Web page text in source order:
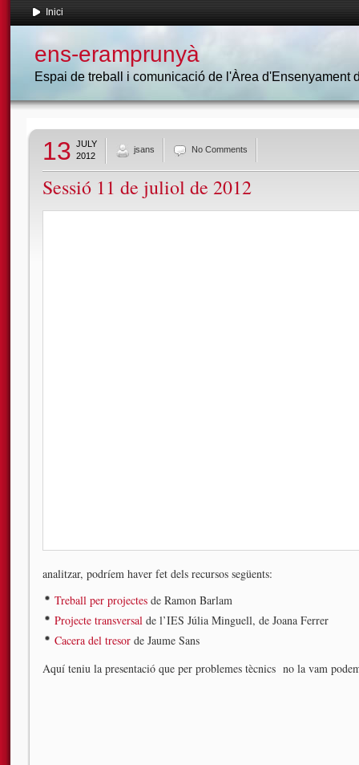
Inici
ens-eramprunyà
Espai de treball i comunicació de l'Àrea d'Ensenyament
13 JULY
2012
jsans No Comments
Sessió 11 de juliol de 2012
analitzar, podríem haver fet dels recursos següents:
Treball per projectes de Ramon Barlam
Projecte transversal de l’IES Júlia Minguell, de Joana Ferrer
Cacera del tresor de Jaume Sans
Aquí teniu la presentació que per problemes tècnics no la vam